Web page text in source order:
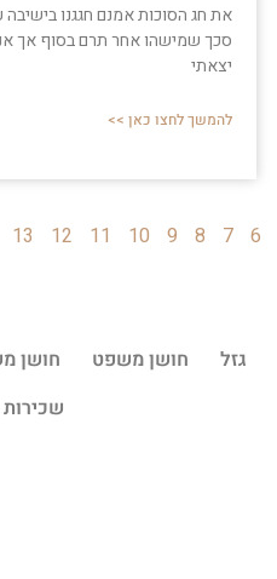
את חג הסוכות אמנם חגגנו בישיבה
סכך שמישהו אחר תרם בסוף אך
יצאתי
להמשך לחצו כאן >>
6
7
8
9
10
11
12
13
גזל חושן משפט חושן
שכירות